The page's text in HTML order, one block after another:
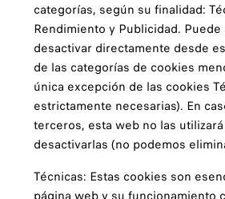
categorías, según su finalidad:
Rendimiento y Publicidad. Puede
desactivar directamente desde
de las categorías de cookies
única excepción de las cookies
estrictamente necesarias). En
terceros, esta web no las
desactivarlas (no podemos
Técnicas: Estas cookies son